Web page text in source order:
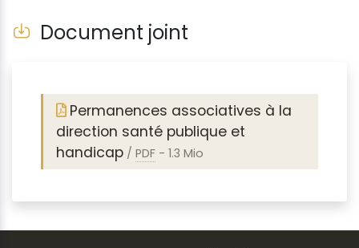
Document joint
Permanences associatives à la
direction santé publique et
handicap / PDF - 1.3 Mio